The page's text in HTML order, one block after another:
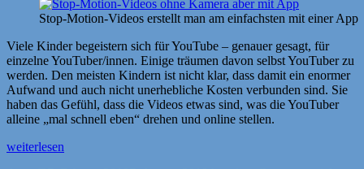
Stop-Motion-Videos erstellt man am einfachsten mit einer App
Viele Kinder begeistern sich für YouTube – genauer gesagt, für
einzelne YouTuber/innen. Einige träumen davon selbst YouTuber zu
werden. Den meisten Kindern ist nicht klar, dass damit ein enormer
Aufwand und auch nicht unerhebliche Kosten verbunden sind. Sie
haben das Gefühl, dass die Videos etwas sind, was die YouTuber
alleine „mal schnell eben“ drehen und online stellen.
„[Anzeige]
weiterlesen